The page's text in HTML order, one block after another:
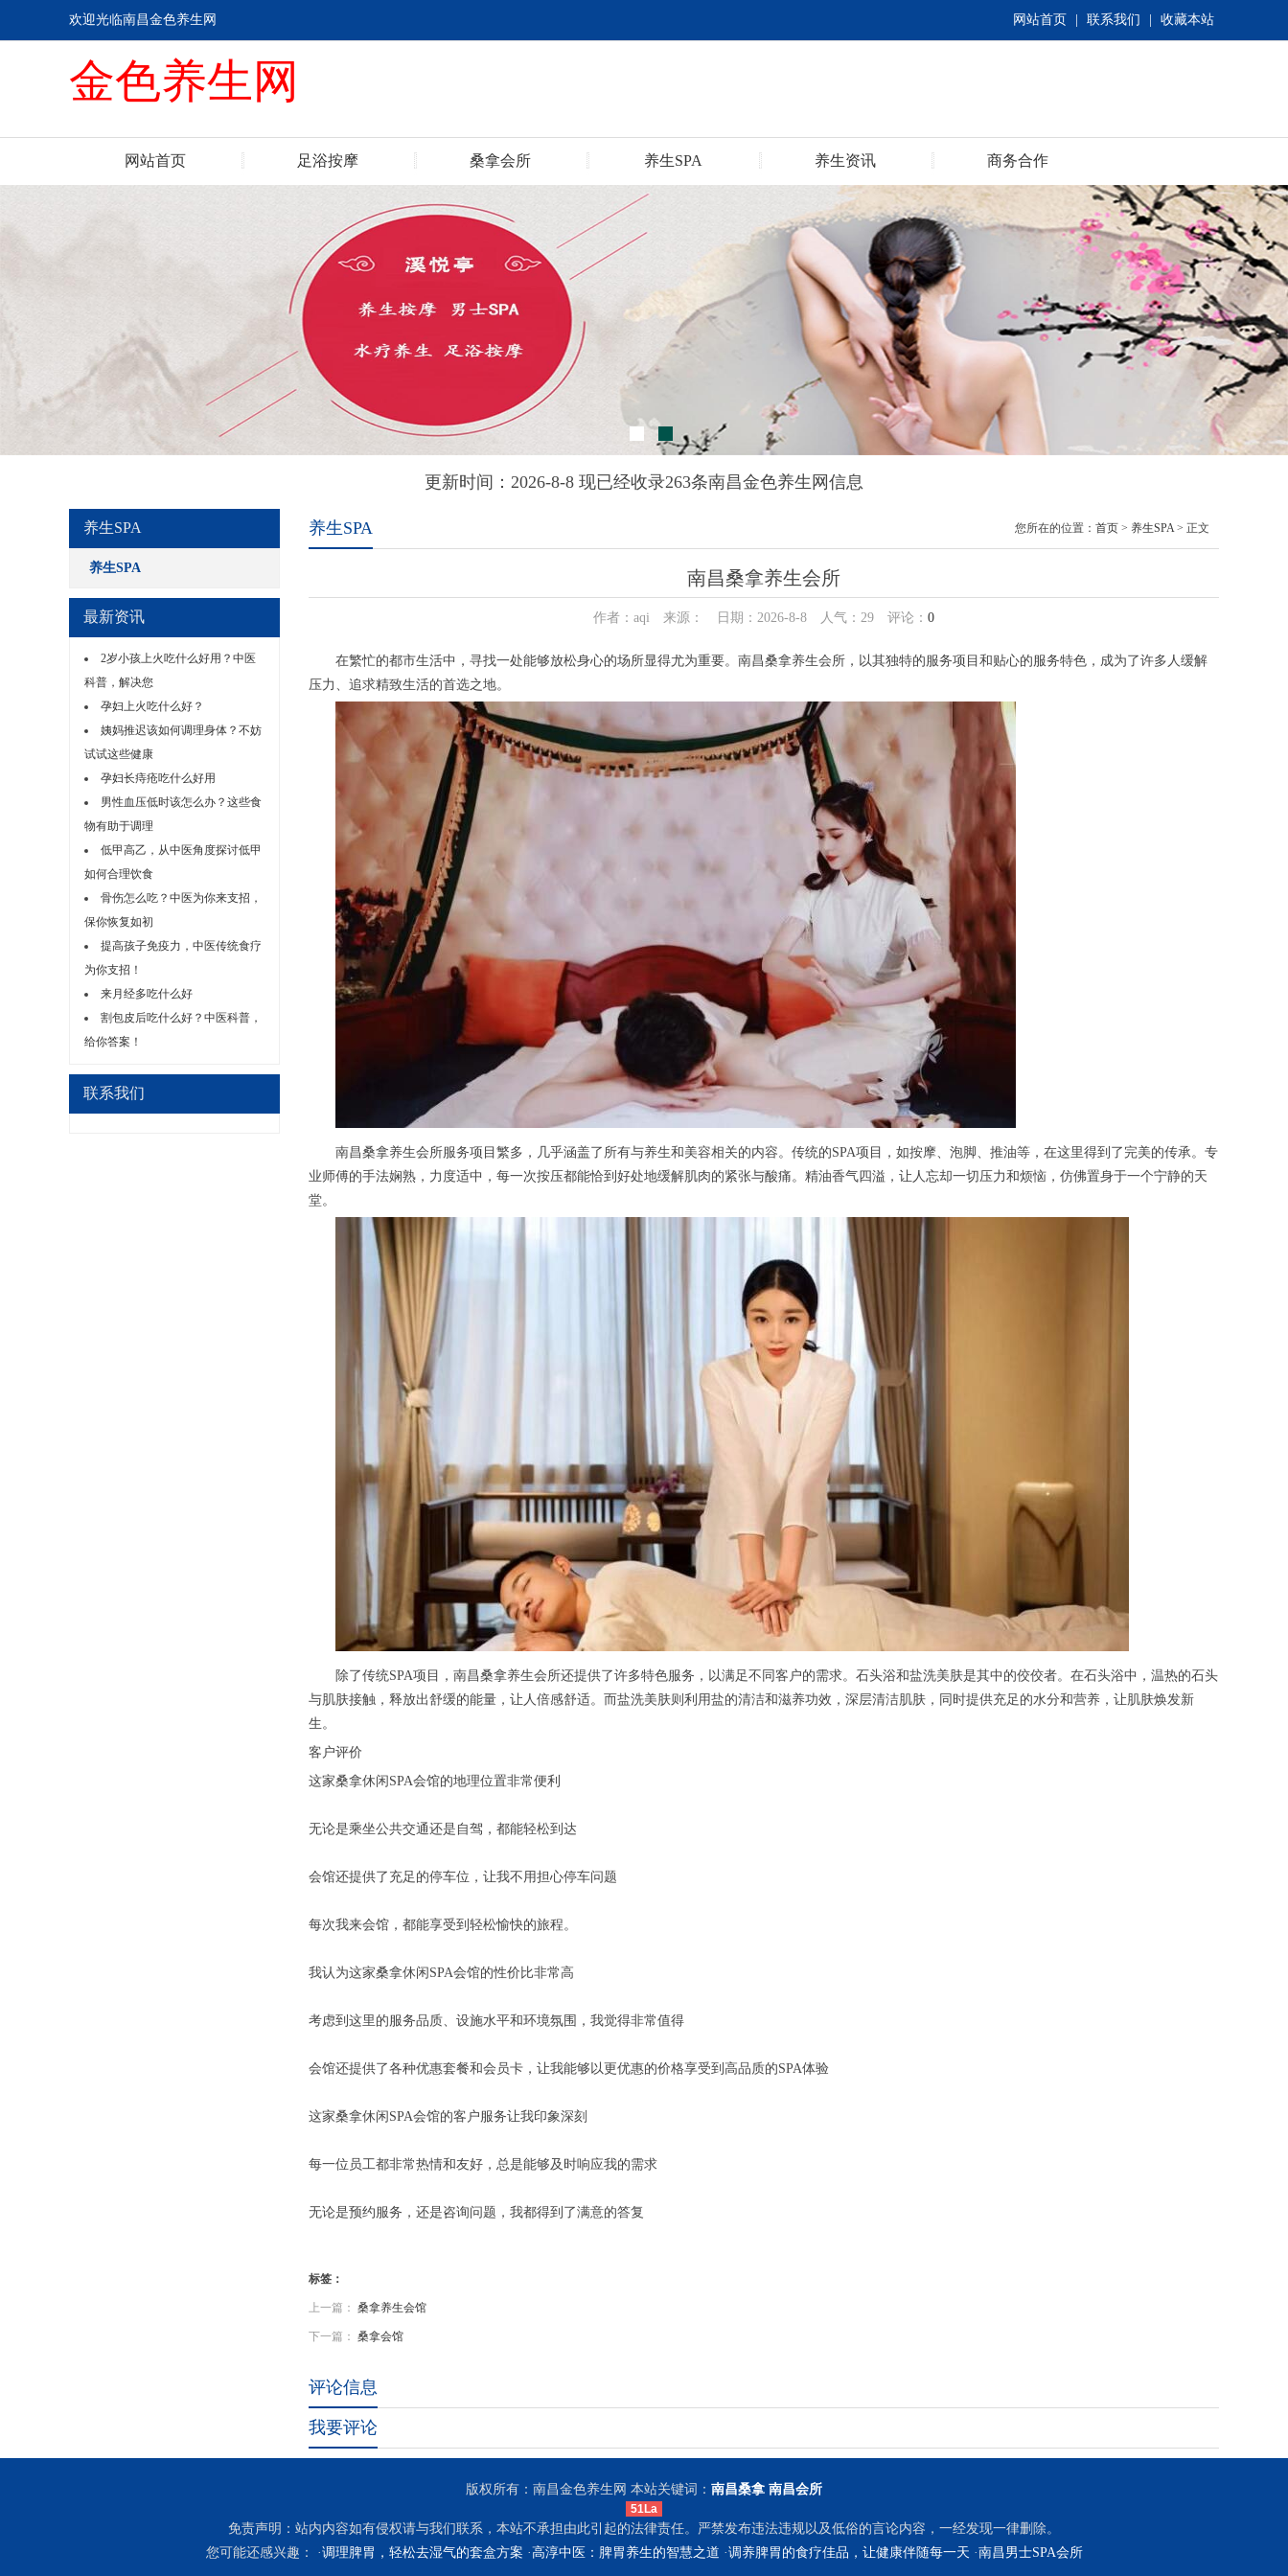
网站首页 联系我们 收藏本站
欢迎光临南昌金色养生网
金色养生网
网站首页 足浴按摩 桑拿会所 养生SPA 养生资讯 商务合作
更新时间：2026-8-8 现已经收录263条南昌金色养生网信息
养生SPA
养生SPA
最新资讯
2岁小孩上火吃什么好用？中医
科普，解决您
孕妇上火吃什么好？
姨妈推迟该如何调理身体？不妨
试试这些健康
孕妇长痔疮吃什么好用
男性血压低时该怎么办？这些食
物有助于调理
低甲高乙，从中医角度探讨低甲
如何合理饮食
骨伤怎么吃？中医为你来支招，
保你恢复如初
提高孩子免疫力，中医传统食疗
为你支招！
来月经多吃什么好
割包皮后吃什么好？中医科普，
给你答案！
联系我们
养生SPA 您所在的位置： 首页 > 养生SPA> 正文
南昌桑拿养生会所
作者：aqi 来源： 日期：2026-8-8 人气： 29 评论： 0
在繁忙的都市生活中，寻找一处能够放松身心的场所显得尤为重要。南昌桑拿养生会所，以其独特的服务项目和贴心的服务特色，成为了许多人缓解
压力、追求精致生活的首选之地。
南昌桑拿养生会所服务项目繁多，几乎涵盖了所有与养生和美容相关的内容。传统的SPA项目，如按摩、泡脚、推油等，在这里得到了完美的传承。专
业师傅的手法娴熟，力度适中，每一次按压都能恰到好处地缓解肌肉的紧张与酸痛。精油香气四溢，让人忘却一切压力和烦恼，仿佛置身于一个宁静的天
堂。
除了传统SPA项目，南昌桑拿养生会所还提供了许多特色服务，以满足不同客户的需求。石头浴和盐洗美肤是其中的佼佼者。在石头浴中，温热的石头
与肌肤接触，释放出舒缓的能量，让人倍感舒适。而盐洗美肤则利用盐的清洁和滋养功效，深层清洁肌肤，同时提供充足的水分和营养，让肌肤焕发新
生。
客户评价
这家桑拿休闲SPA会馆的地理位置非常便利
无论是乘坐公共交通还是自驾，都能轻松到达
会馆还提供了充足的停车位，让我不用担心停车问题
每次我来会馆，都能享受到轻松愉快的旅程。
我认为这家桑拿休闲SPA会馆的性价比非常高
考虑到这里的服务品质、设施水平和环境氛围，我觉得非常值得
会馆还提供了各种优惠套餐和会员卡，让我能够以更优惠的价格享受到高品质的SPA体验
这家桑拿休闲SPA会馆的客户服务让我印象深刻
每一位员工都非常热情和友好，总是能够及时响应我的需求
无论是预约服务，还是咨询问题，我都得到了满意的答复
标签：
上一篇： 桑拿养生会馆
下一篇： 桑拿会馆
评论信息
我要评论
版权所有：南昌金色养生网 本站关键词： 南昌桑拿 南昌会所
51La
免责声明：站内内容如有侵权请与我们联系，本站不承担由此引起的法律责任。严禁发布违法违规以及低俗的言论内容，一经发现一律删除。
您可能还感兴趣： ·调理脾胃，轻松去湿气的套盒方案 ·高淳中医：脾胃养生的智慧之道 ·调养脾胃的食疗佳品，让健康伴随每一天 ·南昌男士SPA会所